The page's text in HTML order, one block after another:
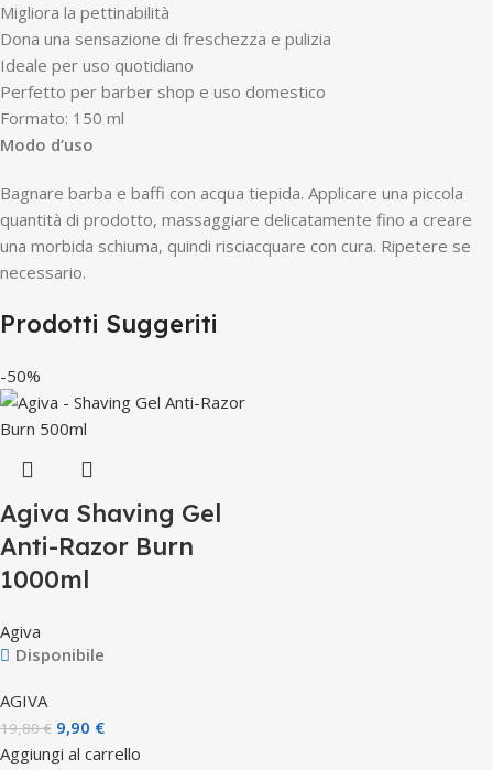
Migliora la pettinabilità
Dona una sensazione di freschezza e pulizia
Ideale per uso quotidiano
Perfetto per barber shop e uso domestico
Formato: 150 ml
Modo d’uso
Bagnare barba e baffi con acqua tiepida. Applicare una piccola
quantità di prodotto, massaggiare delicatamente fino a creare
una morbida schiuma, quindi risciacquare con cura. Ripetere se
necessario.
Prodotti Suggeriti
-50%
Agiva Shaving Gel
Anti-Razor Burn
1000ml
Agiva
Disponibile
AGIVA
19,80€ 9,90 €
Aggiungi al carrello